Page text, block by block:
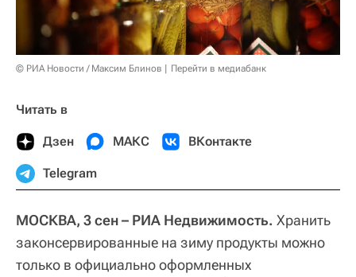
© РИА Новости / Максим Блинов Перейти в медиабанк
Читать в
Дзен МАКС ВКонтакте
Telegram
МОСКВА, 3 сен – РИА Недвижимость. Хранить
законсервированные на зиму продукты можно
только в официально оформленных